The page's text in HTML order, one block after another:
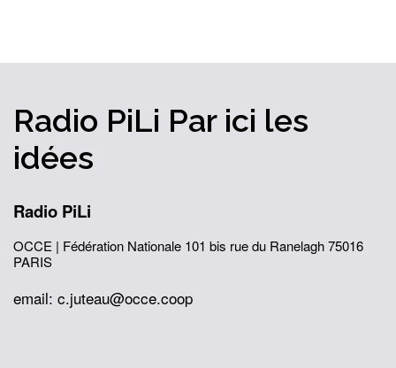
Radio PiLi Par ici les
idées
Radio PiLi
OCCE | Fédération Nationale 101 bis rue du Ranelagh75016
PARIS
email: c.juteau@occe.coop